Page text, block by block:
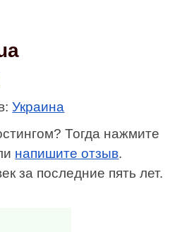
Украина
Тогда нажмите
напишите отзыв.
за последние пять лет.